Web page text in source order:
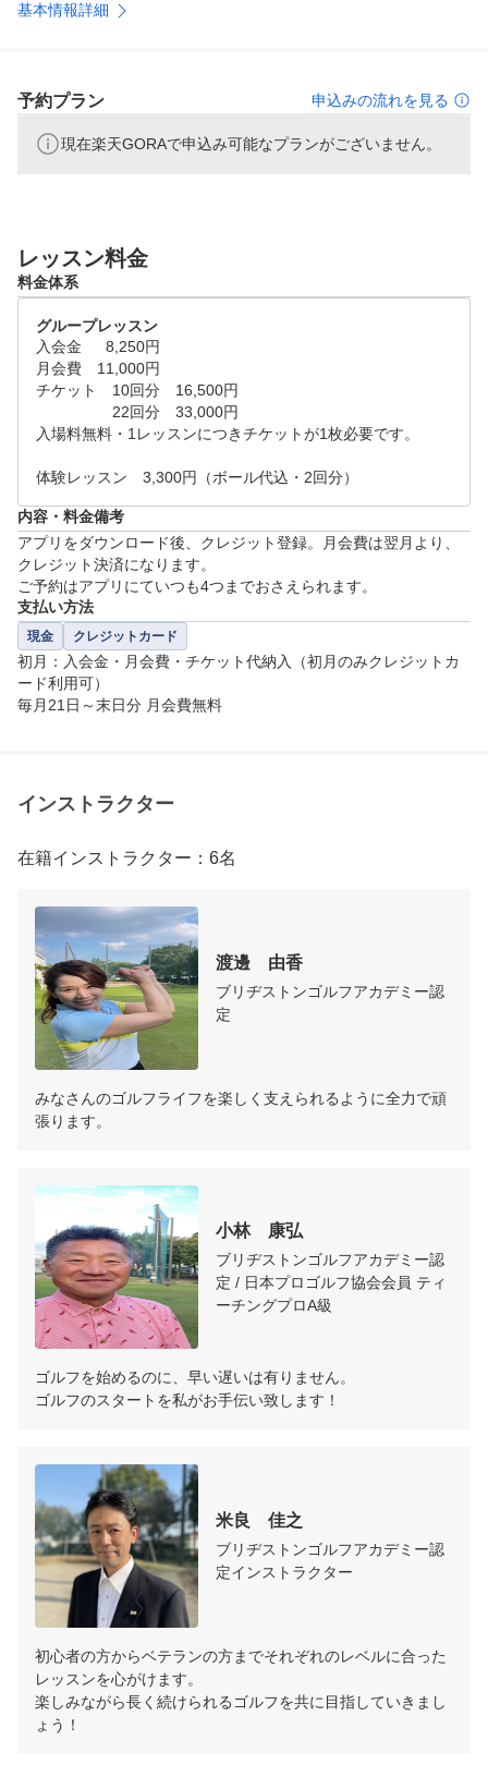
基本情報詳細
予約プラン 申込みの流れを見る
現在楽天GORAで申込み可能なプランがございません。
レッスン料金
料金体系
グループレッスン
入会金　  8,250円
月会費　11,000円
チケット　10回分　16,500円
22回分　33,000円
入場料無料・1レッスンにつきチケットが1枚必要です。
体験レッスン　3,300円（ボール代込・2回分）
内容・料金備考
アプリをダウンロード後、クレジット登録。月会費は翌月より、
クレジット決済になります。
支払い方法
現金 クレジットカード
初月：入会金・月会費・チケット代納入（初月のみクレジットカ
ード利用可）
毎月21日～末日分 月会費無料
インストラクター
在籍インストラクター：6名
渡邊　由香
ブリヂストンゴルフアカデミー認
定
みなさんのゴルフライフを楽しく支えられるように全力で頑
張ります。
小林　康弘
ブリヂストンゴルフアカデミー認
定 / 日本プロゴルフ協会会員 ティ
ーチングプロA級
ゴルフを始めるのに、早い遅いは有りません。
ゴルフのスタートを私がお手伝い致します！
米良　佳之
ブリヂストンゴルフアカデミー認
定インストラクター
初心者の方からベテランの方までそれぞれのレベルに合った
レッスンを心がけます。
楽しみながら長く続けられるゴルフを共に目指していきまし
ょう！